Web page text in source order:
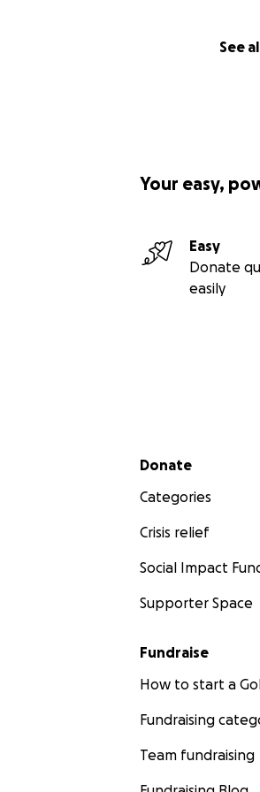
See
Your easy,
Easy
Donate
easily
Secondary menu
Donate
Categories
Crisis relief
Social Impact
Supporter Space
Fundraise
How to start a
Fundraising
Team fundraising